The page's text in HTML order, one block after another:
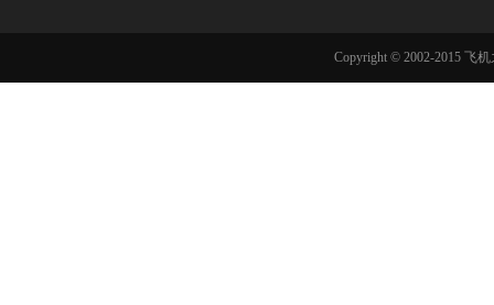
Copyright © 2002-2015 飞